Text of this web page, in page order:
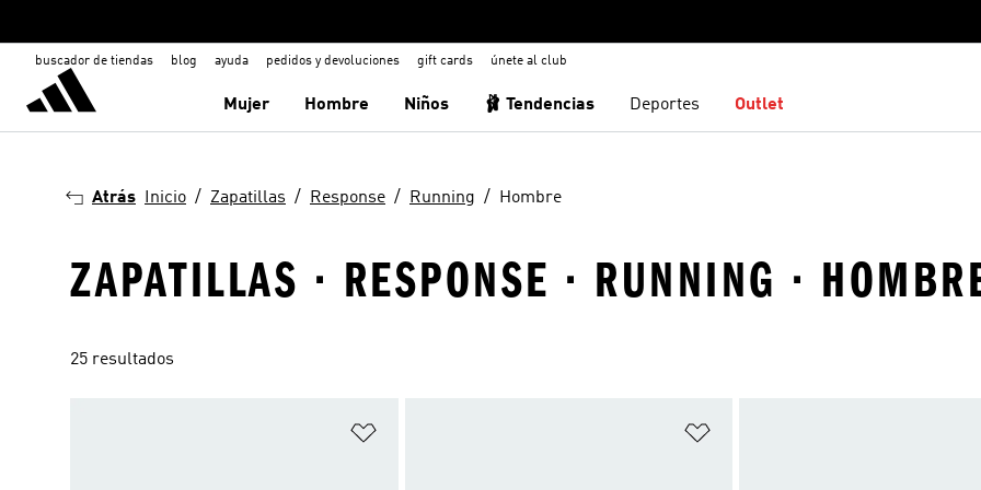
buscador de tiendas blog ayuda pedidos y devoluciones gift cards únete al club
Mujer Hombre Niños 🩰 Tendencias Deportes Outlet
Atrás Inicio Zapatillas Response Running Hombre
ZAPATILLAS · RESPONSE · RUNNING ·
25 resultados